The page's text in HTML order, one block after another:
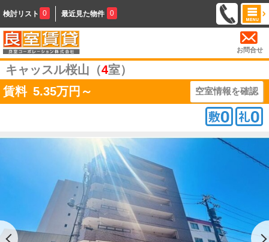
検討リスト 0 最近見た物件 0
お問合せ
キャッスル桜山（4室）
賃料 5.35万円～ 空室情報を確認